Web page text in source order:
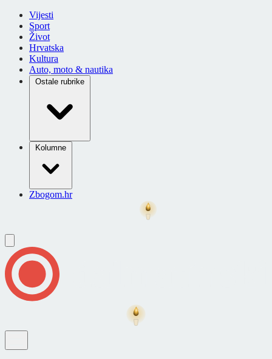
Vijesti
Sport
Život
Hrvatska
Kultura
Auto, moto & nautika
Ostale rubrike
Kolumne
Zbogom.hr